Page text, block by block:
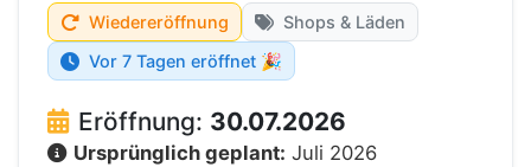
Wiedereröffnung
Shops & Läden
Vor 7 Tagen eröffnet 🎉
Eröffnung: 30.07.2026
Ursprünglich geplant: Juli 2026